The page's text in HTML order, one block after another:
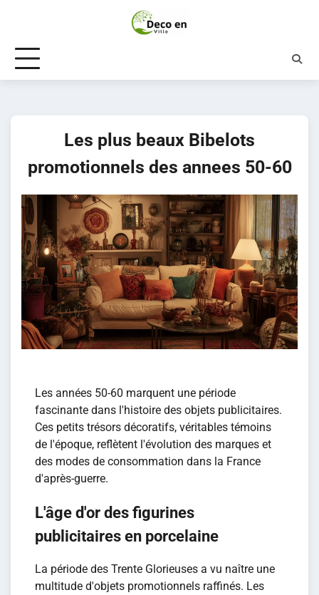
Les plus beaux Bibelots
promotionnels des annees 50-60
Les années 50-60 marquent une période
fascinante dans l'histoire des objets publicitaires.
Ces petits trésors décoratifs, véritables témoins
de l'époque, reflètent l'évolution des marques et
des modes de consommation dans la France
d'après-guerre.
L'âge d'or des figurines
publicitaires en porcelaine
La période des Trente Glorieuses a vu naître une
multitude d'objets promotionnels raffinés. Les